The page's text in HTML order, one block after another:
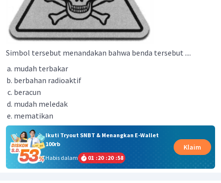
Simbol tersebut menandakan bahwa benda tersebut ....
mudah terbakar
berbahan radioaktif
beracun
mudah meledak
mematikan
Ikuti Tryout SNBT & Menangkan E-Wallet
100rb
Habis dalam
01 :20 :20 :58
Klaim